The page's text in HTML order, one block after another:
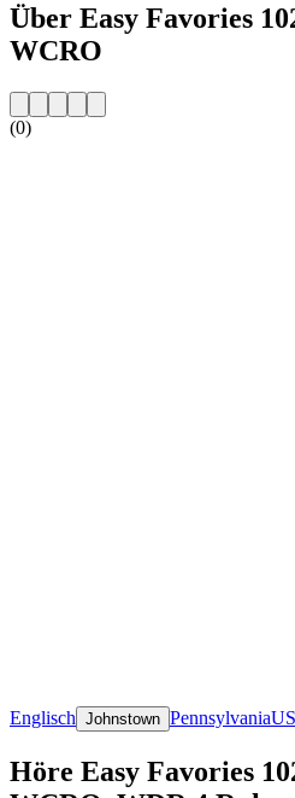
Über Easy Favories
WCRO
(0)
Englisch Johnstown Pennsylvania
Höre Easy Favories